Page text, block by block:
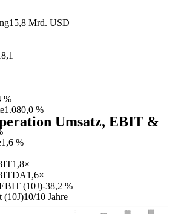
15,8 Mrd. USD
%
1.080,0 %
1,6 %
1,8×
1,6×
(10J)-38,2 %
(10J)10/10 Jahre
Umsatz, EBIT &